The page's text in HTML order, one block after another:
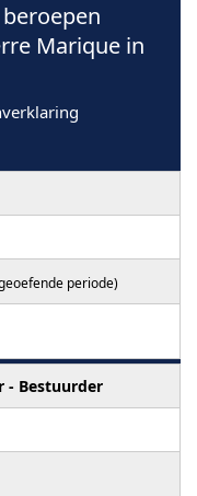
Marique in
periode)
- Bestuurder